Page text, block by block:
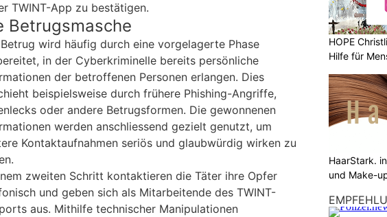
TWINT-App zu bestätigen.
Betrugsmasche
wird häufig durch eine vorgelagerte Phase
in der Cyberkriminelle bereits persönliche
der betroffenen Personen erlangen. Dies
beispielsweise durch frühere Phishing-Angriffe,
oder andere Betrugsformen. Die gewonnenen
werden anschliessend gezielt genutzt, um
Kontaktaufnahmen seriös und glaubwürdig wirken zu
zweiten Schritt kontaktieren die Täter ihre Opfer
und geben sich als Mitarbeitende des TWINT-
aus. Mithilfe technischer Manipulationen
HOPE
Hilfe für
HaarStark.
und Make-